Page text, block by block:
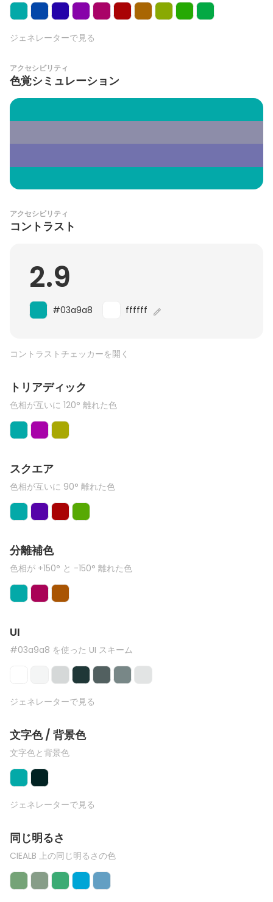
ジェネレーターで見る
アクセシビリティ
色覚シミュレーション
アクセシビリティ
コントラスト
2.9
#03a9a8 ffffff
コントラストチェッカーを開く
トリアディック
色相が互いに 120° 離れた色
スクエア
色相が互いに 90° 離れた色
分離補色
色相が +150° と -150° 離れた色
UI
#03a9a8 を使った UI スキーム
ジェネレーターで見る
文字色 / 背景色
文字色と背景色
ジェネレーターで見る
同じ明るさ
CIEALB 上の同じ明るさの色